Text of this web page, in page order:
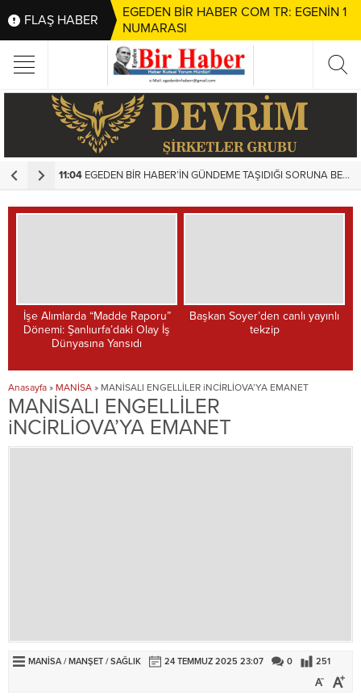
FLAŞ HABER
EGEDEN BİR HABER COM TR: EGENİN 1
NUMARASI
11:04 EGEDEN BİR HABER’İN GÜNDEME TAŞIDIĞI SORUNA BELEDİYEDEN HIZLI MÜDAHALE
İşe Alımlarda “Madde Raporu”
Dönemi: Şanlıurfa’daki Olay İş
Dünyasına Yansıdı
Başkan Soyer’den canlı yayınlı
tekzip
Anasayfa » MANİSA » MANİSALI ENGELLİLER iNCİRLİOVA’YA EMANET
MANİSALI ENGELLİLER
iNCİRLİOVA’YA EMANET
MANİSA/MANŞET /SAĞLIK 24 TEMMUZ 2025 23:07 0 251